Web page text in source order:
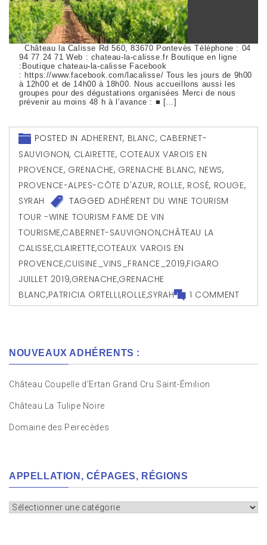
Château la Calisse Rd 560, 83670 Pontevès Téléphone : 04
94 77 24 71 Web : chateau-la-calisse.fr Boutique en ligne
:Boutique chateau-la-calisse Facebook
: https://www.facebook.com/lacalisse/ Tous les jours de 9h00
à 12h00 et de 14h00 à 18h00. Nous accueillons aussi les
groupes pour des dégustations organisées Merci de nous
prévenir au moins 48 h à l’avance : ■ […]
POSTED IN ADHERENT, BLANC, CABERNET-
SAUVIGNON, CLAIRETTE, COTEAUX VAROIS EN
PROVENCE, GRENACHE, GRENACHE BLANC, NEWS,
PROVENCE-ALPES-CÔTE D'AZUR, ROLLE, ROSÉ, ROUGE,
SYRAH
TAGGEDADHÉRENT DU WINE TOURISM
TOUR -WINE TOURISM FAME DE VIN
TOURISME,CABERNET-SAUVIGNON,CHÂTEAU LA
CALISSE,CLAIRETTE,COTEAUX VAROIS EN
PROVENCE,CUISINE_VINS_FRANCE_2019,FIGARO
JUILLET 2019,GRENACHE,GRENACHE
BLANC,PATRICIA ORTELLI,ROLLE,SYRAH 1 COMMENT
NOUVEAUX ADHÉRENTS :
Château Coupelle d’Ertan Grand Cru Saint-Émilion
Château La Tulipe Noire
Domaine des Peirecèdes
APPELLATION, CÉPAGES, RÉGIONS
Appellation,